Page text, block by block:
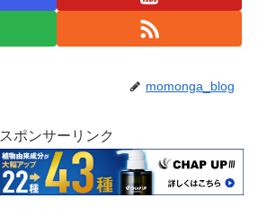
momonga_blog
スポンサーリンク